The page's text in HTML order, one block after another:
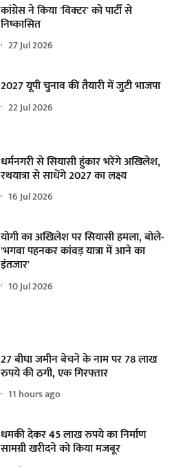
कांग्रेस ने किया 'विक्टर' को पार्टी से
निष्कासित
27 Jul 2026
2027 यूपी चुनाव की तैयारी में जुटी भाजपा
22 Jul 2026
धर्मनगरी से सियासी हुंकार भरेंगे अखिलेश,
रथयात्रा से साधेंगे 2027 का लक्ष्य
16 Jul 2026
योगी का अखिलेश पर सियासी हमला, बोले-
'भगवा पहनकर कांवड़ यात्रा में आने का
इंतजार'
10 Jul 2026
27 बीघा जमीन बेचने के नाम पर 78 लाख
रुपये की ठगी, एक गिरफ्तार
11 hours ago
धमकी देकर 45 लाख रुपये का निर्माण
सामग्री खरीदने को किया मजबूर